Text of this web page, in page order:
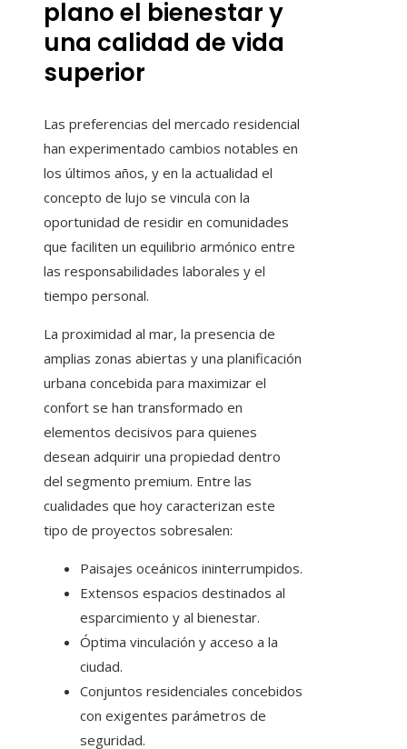
plano el bienestar y
una calidad de vida
superior
Las preferencias del mercado residencial
han experimentado cambios notables en
los últimos años, y en la actualidad el
concepto de lujo se vincula con la
oportunidad de residir en comunidades
que faciliten un equilibrio armónico entre
las responsabilidades laborales y el
tiempo personal.
La proximidad al mar, la presencia de
amplias zonas abiertas y una planificación
urbana concebida para maximizar el
confort se han transformado en
elementos decisivos para quienes
desean adquirir una propiedad dentro
del segmento premium. Entre las
cualidades que hoy caracterizan este
tipo de proyectos sobresalen:
Paisajes oceánicos ininterrumpidos.
Extensos espacios destinados al
esparcimiento y al bienestar.
Óptima vinculación y acceso a la
ciudad.
Conjuntos residenciales concebidos
con exigentes parámetros de
seguridad.